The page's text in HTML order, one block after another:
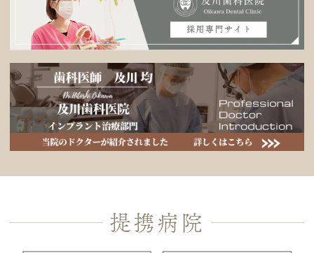
提携病院